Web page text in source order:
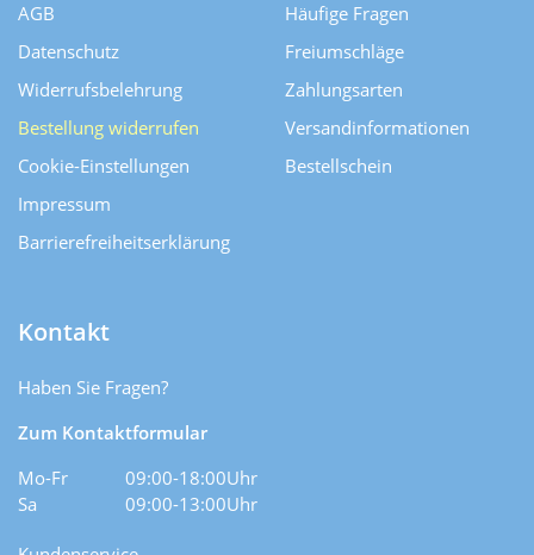
AGB
Datenschutz
Widerrufsbelehrung
Bestellung widerrufen
Cookie-Einstellungen
Impressum
Barrierefreiheitserklärung
Häufige Fragen
Freiumschläge
Zahlungsarten
Versand­informationen
Bestellschein
Kontakt
Haben Sie Fragen?
Zum Kontaktformular
Mo-Fr
09:00-18:00Uhr
Sa
09:00-13:00Uhr